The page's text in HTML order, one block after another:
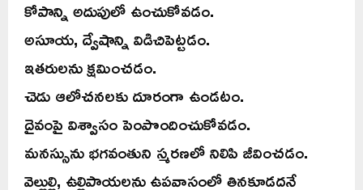
కోపాన్ని అదుపులో ఉంచుకోవడం.
అసూయ, ద్వేషాన్ని విడిచిపెట్టడం.
ఇతరులను క్షమించడం.
చెడు ఆలోచనలకు దూరంగా ఉండటం.
దైవంపై విశ్వాసం పెంపొందించుకోవడం.
మనస్సును భగవంతుని స్మరణలో నిలిపి జీవించడం.
వెల్లుల్లి, ఉల్లిపాయలను ఉపవాసంలో తినకూడదనే